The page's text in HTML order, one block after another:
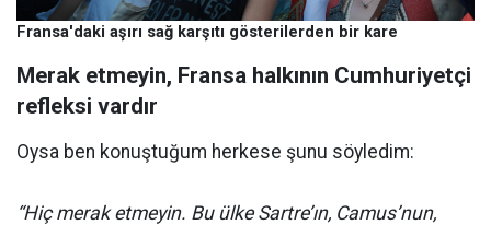
Fransa'daki aşırı sağ karşıtı gösterilerden bir kare
Merak etmeyin, Fransa halkının Cumhuriyetçi
refleksi vardır
Oysa ben konuştuğum herkese şunu söyledim:
“Hiç merak etmeyin. Bu ülke Sartre’ın, Camus’nun,